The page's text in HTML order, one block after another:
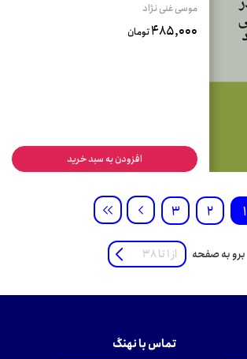
موسی غنی نژاد
485,000تومان
افزودن به سبد خرید
1
2
3
برو به صفحه
تماس با نهنگ